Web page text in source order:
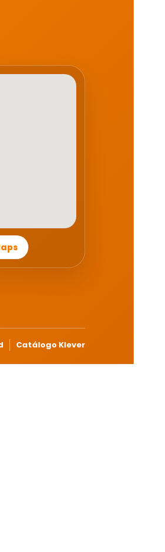
Catálogo Klever